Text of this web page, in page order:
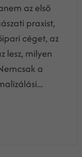
az első
praxist,
céget, az
lesz, milyen
a